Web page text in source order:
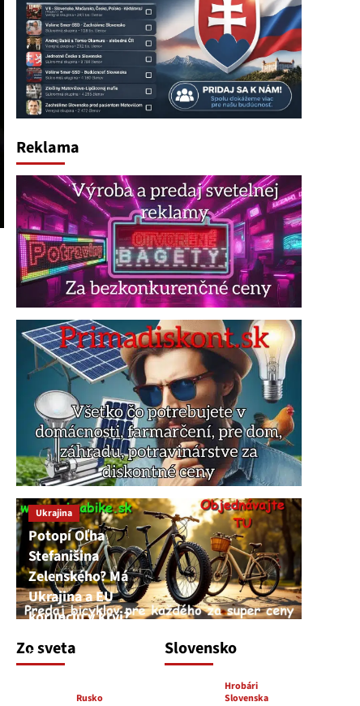
Reklama
Zo sveta
Ukrajina
Potopí Oľha
Stefanišina
Zelenského? Má
Ukrajina a EU
korupciu v krvi?
7. augusta 2026
Rusko
Slovensko
Hrobári
Slovenska